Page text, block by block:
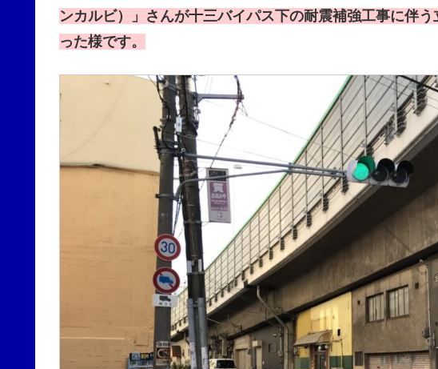
ンカルビ）」さんが十三バイパス下の耐震補強工事に伴
った様です。